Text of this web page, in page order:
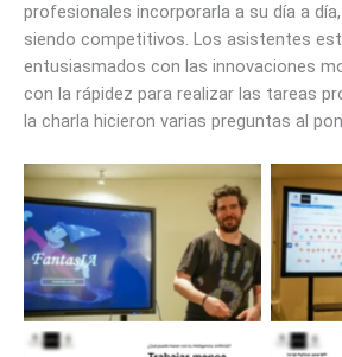
profesionales incorporarla a su día a
siendo competitivos. Los asistentes
entusiasmados con las innovaciones
con la rápidez para realizar las tareas
la charla hicieron varias preguntas al
Presentación Eric Seguí.
Fantasia Automatiza con
IA